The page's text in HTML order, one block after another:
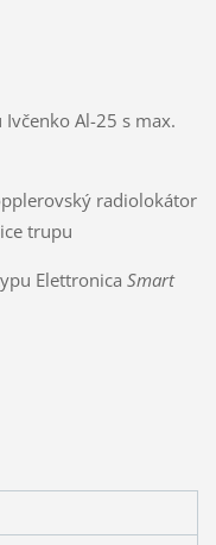
Al-25 s max.
radiolokátor
trupu
Elettronica Smart